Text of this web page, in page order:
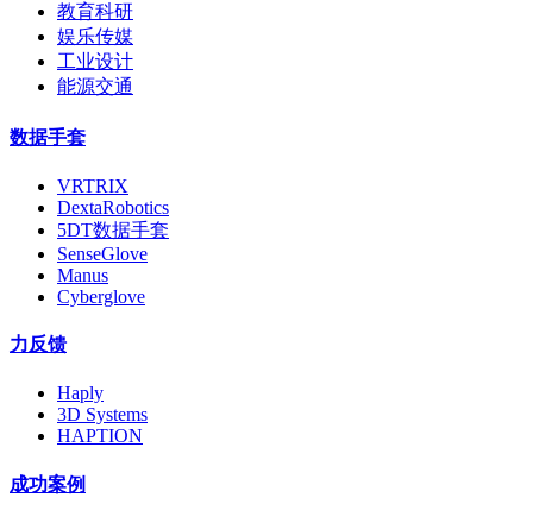
教育科研
娱乐传媒
工业设计
能源交通
数据手套
VRTRIX
DextaRobotics
5DT数据手套
SenseGlove
Manus
Cyberglove
力反馈
Haply
3D Systems
HAPTION
成功案例